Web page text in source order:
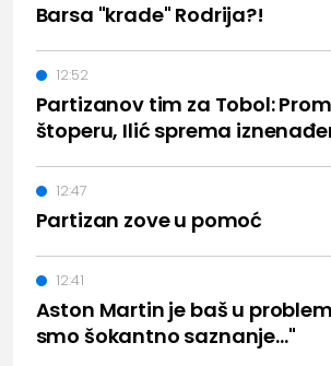
Barsa "krade" Rodrija?!
Partizanov tim za Tobol:
štoperu, Ilić sprema
12:52
Partizan zove u pomoć
12:47
Aston Martin je baš u
smo šokantno saznanje..."
12:41